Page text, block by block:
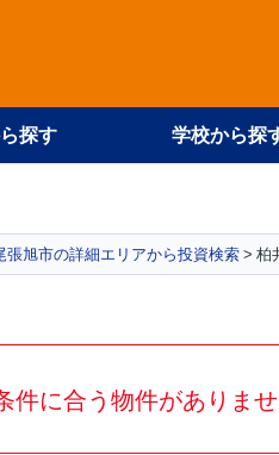
探す 学校から探
張旭市の詳細エリアから投資検索 柏
件に合う物件がありま